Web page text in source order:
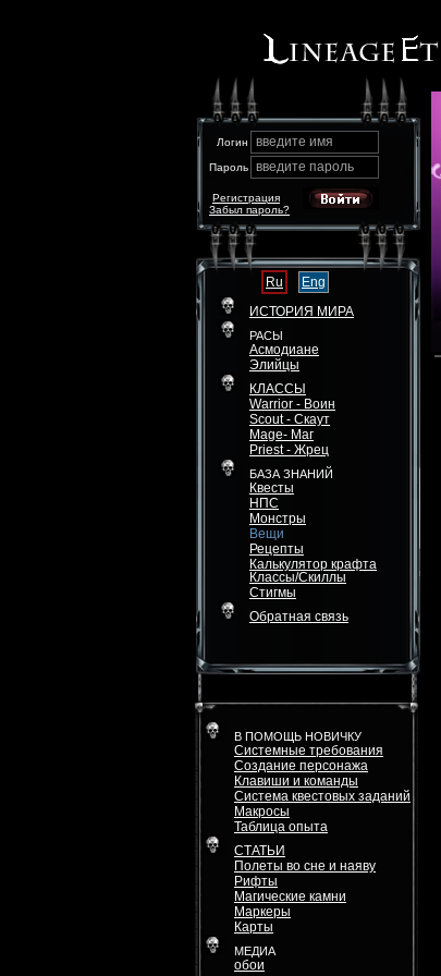
Логин введите имя
Пароль введите пароль
Забыл пароль?
Регистрация
Ru
Eng
ИСТОРИЯ МИРА
РАСЫ
Асмодиане
Элийцы
КЛАССЫ
Warrior - Воин
Scout - Скаут
Mage- Маг
Priest - Жрец
БАЗА ЗНАНИЙ
Квесты
НПС
Монстры
Вещи
Рецепты
Калькулятор крафта
Классы/Скиллы
Стигмы
Обратная связь
В ПОМОЩЬ НОВИЧКУ
Системные требования
Создание персонажа
Клавиши и команды
Система квестовых заданий
Макросы
Таблица опыта
СТАТЬИ
Полеты во сне и наяву
Рифты
Магические камни
Маркеры
Карты
МЕДИА
обои